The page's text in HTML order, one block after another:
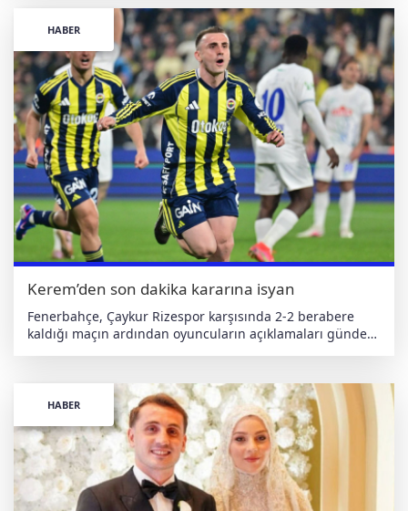
atsaydık farklı olabilirdi” dedi. Maç öncesinde “keşke”
dememeyi konuştuklarını belirten Kerem, “Şimdi keşke
diyoruz. Sorumluluk bizde, söyleyecek fazla bir şey yok”
ifadelerini kullandı. Takımın performansından memnun
olmadıklarını dile getiren milli futbolcu, taraftarlara da
teşekkür ederek sorumluluğu üstlendiklerini vurguladı.
Derbi yenilgisi sonrası sarı-lacivertli ekipte moral
bozukluğu dikkat çekerken, oyuncuların açıklamaları da
hayal kırıklığını ortaya koydu. haberdeger.com Bağımsız •
Yerli • Antiemperyalist
HABER
Kerem’den son dakika kararına isyan
Fenerbahçe, Çaykur Rizespor karşısında 2-2 berabere
kaldığı maçın ardından oyuncuların açıklamaları gündem
tepki gösterdi. Maç sonu konuşan Kerem Aktürkoğlu,
sözlerine Kahramanmaraş’taki saldırılarda hayatını
kaybedenlere başsağlığı dileyerek başladı. Ardından
karşılaşmayı değerlendiren yıldız oyuncu, son
dakikalarda verilen faul kararının kabul edilemez
olduğunu ifade etti. “Bugün bu konuşmayı yapmak
istemezdim ama bazı şeyleri söylemek gerekiyor. Son
dakikalarda verilen faulün hiçbir açıklaması yok. Skandal
HABER